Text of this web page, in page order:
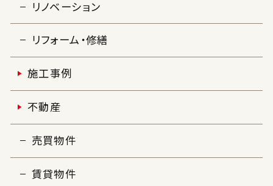
リノベーション
リフォーム・修繕
施工事例
不動産
売買物件
賃貸物件